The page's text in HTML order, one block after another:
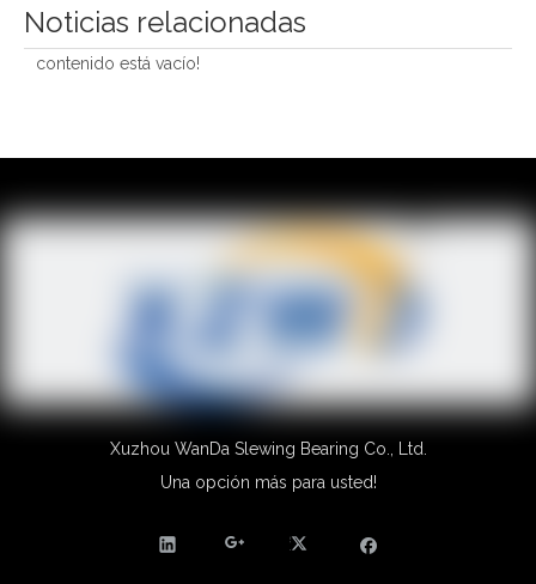
Noticias relacionadas
contenido está vacío!
Xuzhou WanDa Slewing Bearing Co., Ltd.
Una opción más para usted!